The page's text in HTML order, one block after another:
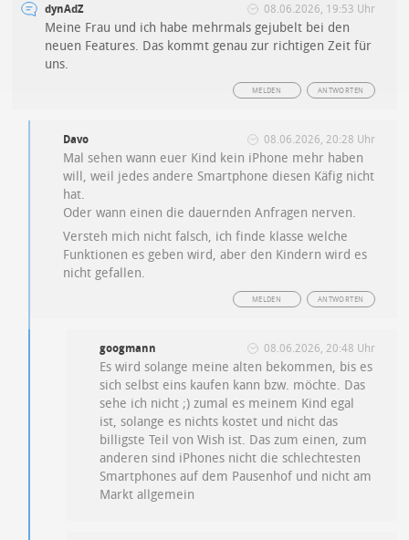
dynAdZ 08.06.2026, 19:53 Uhr
Meine Frau und ich habe mehrmals gejubelt bei den
neuen Features. Das kommt genau zur richtigen Zeit für
uns.
ANTWORTEN
MELDEN
Davo 08.06.2026, 20:28 Uhr
Mal sehen wann euer Kind kein iPhone mehr haben
will, weil jedes andere Smartphone diesen Käfig nicht
hat.
Oder wann einen die dauernden Anfragen nerven.
Versteh mich nicht falsch, ich finde klasse welche
Funktionen es geben wird, aber den Kindern wird es
nicht gefallen.
ANTWORTEN
MELDEN
googmann 08.06.2026, 20:48 Uhr
Es wird solange meine alten bekommen, bis es
sich selbst eins kaufen kann bzw. möchte. Das
sehe ich nicht ;) zumal es meinem Kind egal
ist, solange es nichts kostet und nicht das
billigste Teil von Wish ist. Das zum einen, zum
anderen sind iPhones nicht die schlechtesten
Smartphones auf dem Pausenhof und nicht am
Markt allgemein